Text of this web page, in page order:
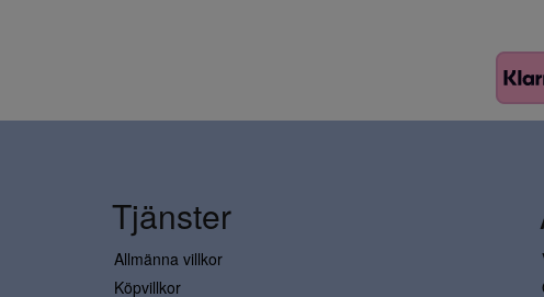
Tjänster
Allmänna villkor
Köpvillkor